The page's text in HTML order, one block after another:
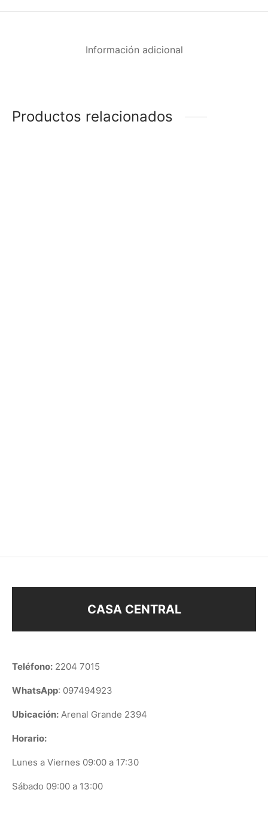
Información adicional
Productos relacionados
CASA CENTRAL
Teléfono: 2204 7015
WhatsApp: 097494923
Ubicación: Arenal Grande 2394
Horario:
Lunes a Viernes 09:00 a 17:30
Sábado 09:00 a 13:00